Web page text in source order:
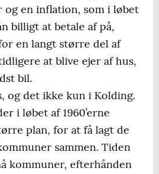
og en inflation, som i løbet
billigt at betale af på,
en langt større del af
at blive ejer af hus,
bil.
og det ikke kun i Kolding.
i løbet af 1960’erne
plan, for at få lagt de
sammen. Tiden
kommuner, efterhånden